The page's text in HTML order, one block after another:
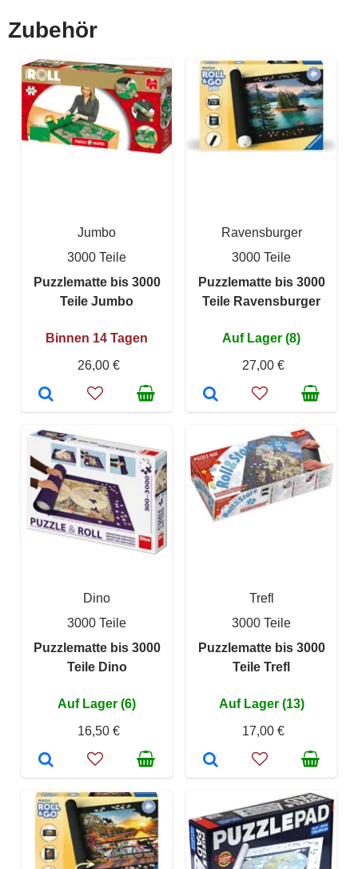
Zubehör
Jumbo
3000 Teile
Puzzlematte bis 3000
Teile Jumbo
Binnen 14 Tagen
26,00 €
Ravensburger
3000 Teile
Puzzlematte bis 3000
Teile Ravensburger
Auf Lager (8)
27,00 €
Dino
3000 Teile
Puzzlematte bis 3000
Teile Dino
Auf Lager (6)
16,50 €
Trefl
3000 Teile
Puzzlematte bis 3000
Teile Trefl
Auf Lager (13)
17,00 €